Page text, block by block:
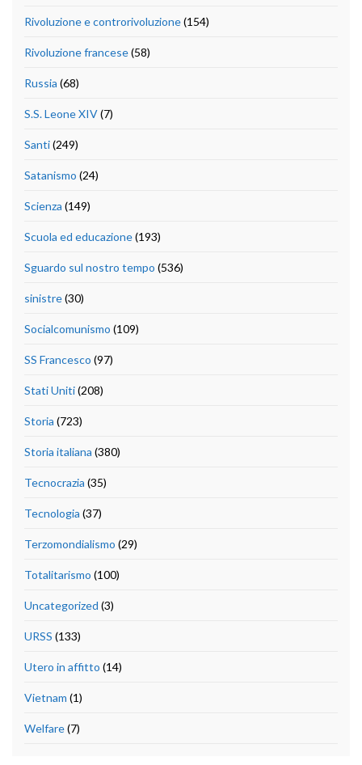
Rivoluzione e controrivoluzione(154)
Rivoluzione francese(58)
Russia (68)
S.S. Leone XIV(7)
Santi(249)
Satanismo (24)
Scienza (149)
Scuola ed educazione(193)
Sguardo sul nostro tempo (536)
sinistre(30)
Socialcomunismo (109)
SS Francesco (97)
Stati Uniti(208)
Storia (723)
Storia italiana (380)
Tecnocrazia (35)
Tecnologia (37)
Terzomondialismo (29)
Totalitarismo (100)
Uncategorized (3)
URSS (133)
Utero in affitto (14)
Vietnam (1)
Welfare(7)